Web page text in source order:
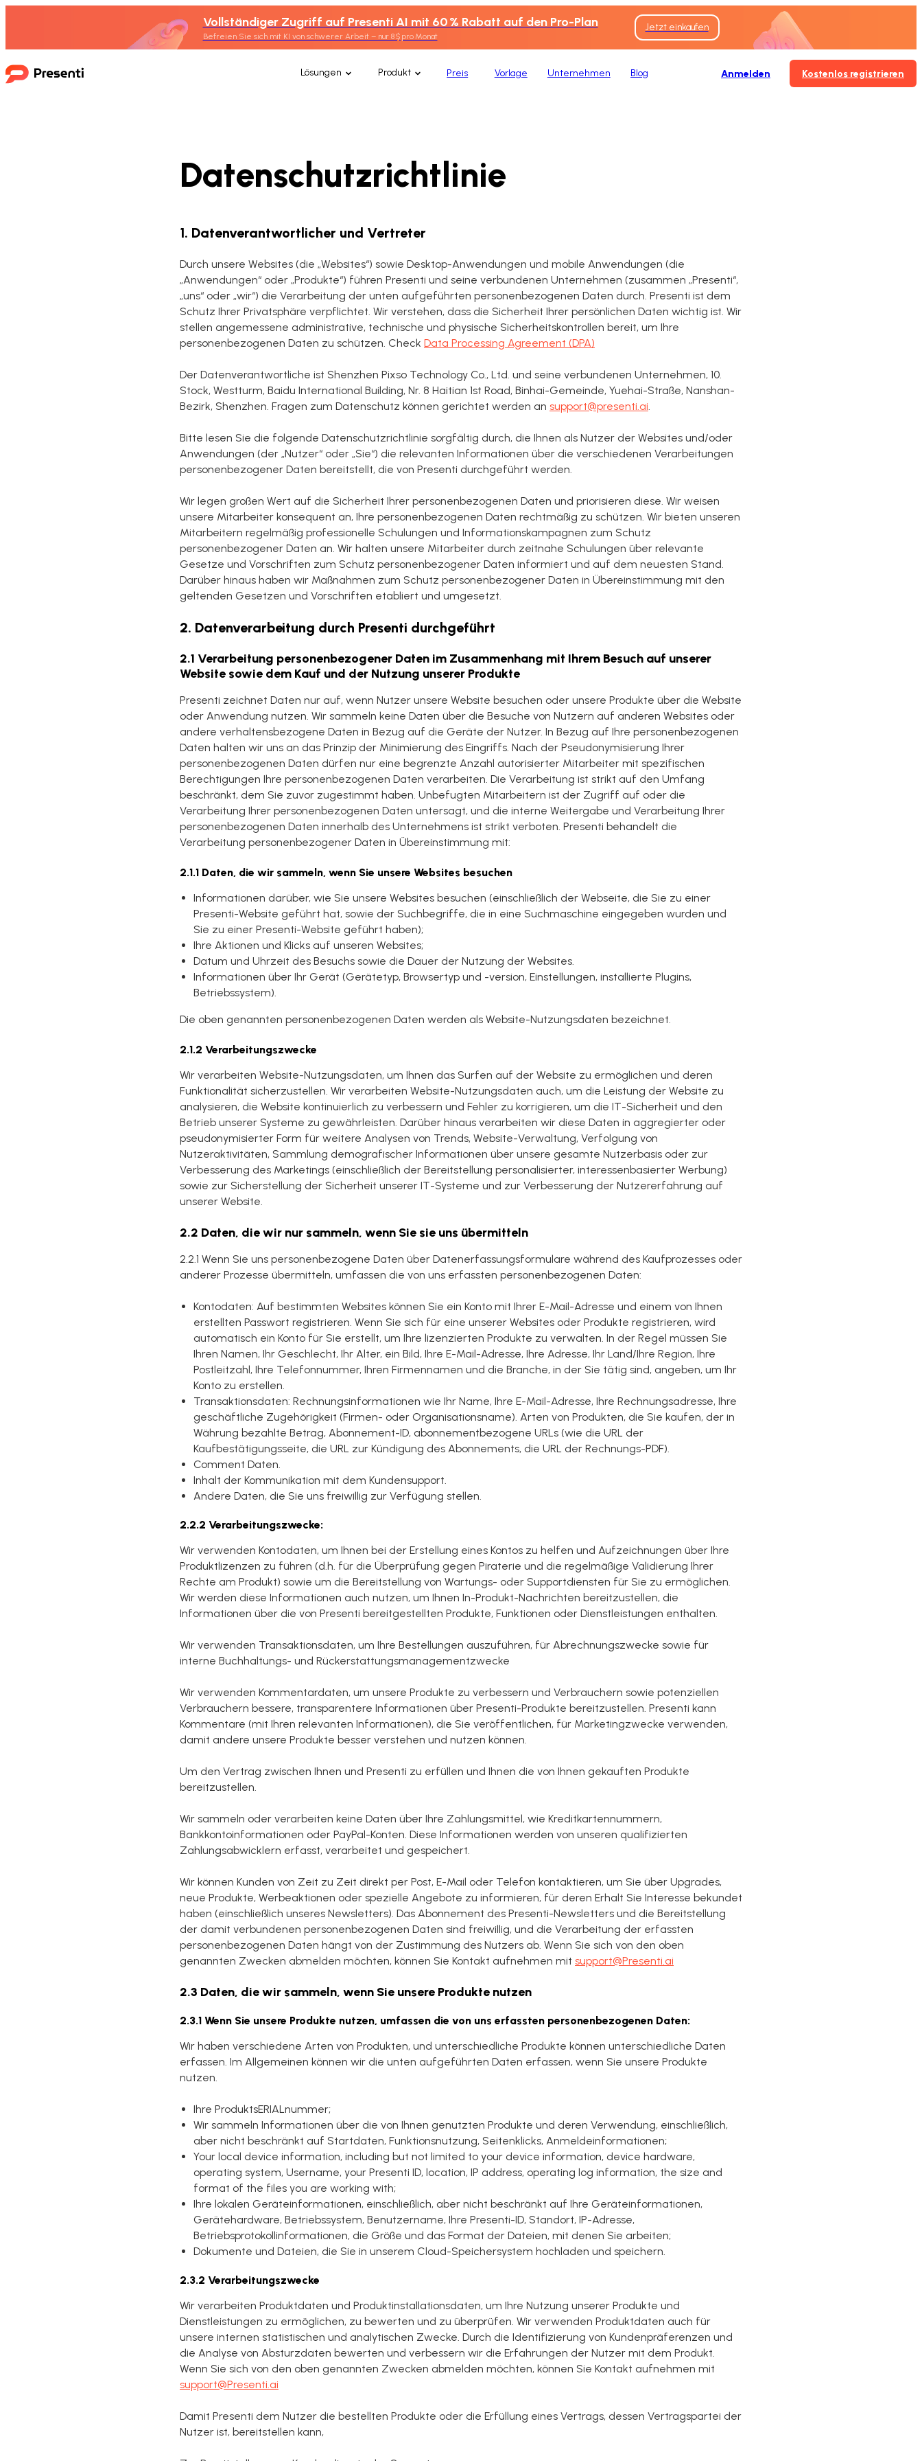
Vollständiger Zugriff auf Presenti AI mit 60 % Rabatt auf den Pro-Plan
Befreien Sie sich mit KI von schwerer Arbeit – nur 8 $ pro Monat
Jetzt einkaufen
Lösungen Produkt Preis Vorlage Unternehmen Blog Anmelden Kostenlos registrieren
Datenschutzrichtlinie
1. Datenverantwortlicher und Vertreter
Durch unsere Websites (die „Websites“) sowie Desktop-Anwendungen und mobile Anwendungen (die
„Anwendungen“ oder „Produkte“) führen Presenti und seine verbundenen Unternehmen (zusammen „Presenti“,
„uns“ oder „wir“) die Verarbeitung der unten aufgeführten personenbezogenen Daten durch. Presenti ist dem
Schutz Ihrer Privatsphäre verpflichtet. Wir verstehen, dass die Sicherheit Ihrer persönlichen Daten wichtig ist. Wir
stellen angemessene administrative, technische und physische Sicherheitskontrollen bereit, um Ihre
personenbezogenen Daten zu schützen. Check Data Processing Agreement (DPA)
Der Datenverantwortliche ist Shenzhen Pixso Technology Co., Ltd. und seine verbundenen Unternehmen, 10.
Stock, Westturm, Baidu International Building, Nr. 8 Haitian 1st Road, Binhai-Gemeinde, Yuehai-Straße, Nanshan-
Bezirk, Shenzhen. Fragen zum Datenschutz können gerichtet werden an support@presenti.ai
Bitte lesen Sie die folgende Datenschutzrichtlinie sorgfältig durch, die Ihnen als Nutzer der Websites und/oder
Anwendungen (der „Nutzer“ oder „Sie“) die relevanten Informationen über die verschiedenen Verarbeitungen
personenbezogener Daten bereitstellt, die von Presenti durchgeführt werden.
Wir legen großen Wert auf die Sicherheit Ihrer personenbezogenen Daten und priorisieren diese. Wir weisen
unsere Mitarbeiter konsequent an, Ihre personenbezogenen Daten rechtmäßig zu schützen. Wir bieten unseren
Mitarbeitern regelmäßig professionelle Schulungen und Informationskampagnen zum Schutz
personenbezogener Daten an. Wir halten unsere Mitarbeiter durch zeitnahe Schulungen über relevante
Gesetze und Vorschriften zum Schutz personenbezogener Daten informiert und auf dem neuesten Stand.
Darüber hinaus haben wir Maßnahmen zum Schutz personenbezogener Daten in Übereinstimmung mit den
geltenden Gesetzen und Vorschriften etabliert und umgesetzt.
2. Datenverarbeitung durch Presenti durchgeführt
2.1 Verarbeitung personenbezogener Daten im Zusammenhang mit Ihrem Besuch auf unserer
Website sowie dem Kauf und der Nutzung unserer Produkte
Presenti zeichnet Daten nur auf, wenn Nutzer unsere Website besuchen oder unsere Produkte über die Website
oder Anwendung nutzen. Wir sammeln keine Daten über die Besuche von Nutzern auf anderen Websites oder
andere verhaltensbezogene Daten in Bezug auf die Geräte der Nutzer. In Bezug auf Ihre personenbezogenen
Daten halten wir uns an das Prinzip der Minimierung des Eingriffs. Nach der Pseudonymisierung Ihrer
personenbezogenen Daten dürfen nur eine begrenzte Anzahl autorisierter Mitarbeiter mit spezifischen
Berechtigungen Ihre personenbezogenen Daten verarbeiten. Die Verarbeitung ist strikt auf den Umfang
beschränkt, dem Sie zuvor zugestimmt haben. Unbefugten Mitarbeitern ist der Zugriff auf oder die
Verarbeitung Ihrer personenbezogenen Daten untersagt, und die interne Weitergabe und Verarbeitung Ihrer
personenbezogenen Daten innerhalb des Unternehmens ist strikt verboten. Presenti behandelt die
Verarbeitung personenbezogener Daten in Übereinstimmung mit:
2.1.1 Daten, die wir sammeln, wenn Sie unsere Websites besuchen
Informationen darüber, wie Sie unsere Websites besuchen (einschließlich der Webseite, die Sie zu einer
Presenti-Website geführt hat, sowie der Suchbegriffe, die in eine Suchmaschine eingegeben wurden und
Sie zu einer Presenti-Website geführt haben);
Ihre Aktionen und Klicks auf unseren Websites;
Datum und Uhrzeit des Besuchs sowie die Dauer der Nutzung der Websites.
Informationen über Ihr Gerät (Gerätetyp, Browsertyp und -version, Einstellungen, installierte Plugins,
Betriebssystem).
Die oben genannten personenbezogenen Daten werden als Website-Nutzungsdaten bezeichnet.
2.1.2 Verarbeitungszwecke
Wir verarbeiten Website-Nutzungsdaten, um Ihnen das Surfen auf der Website zu ermöglichen und deren
Funktionalität sicherzustellen. Wir verarbeiten Website-Nutzungsdaten auch, um die Leistung der Website zu
analysieren, die Website kontinuierlich zu verbessern und Fehler zu korrigieren, um die IT-Sicherheit und den
Betrieb unserer Systeme zu gewährleisten. Darüber hinaus verarbeiten wir diese Daten in aggregierter oder
pseudonymisierter Form für weitere Analysen von Trends, Website-Verwaltung, Verfolgung von
Nutzeraktivitäten, Sammlung demografischer Informationen über unsere gesamte Nutzerbasis oder zur
Verbesserung des Marketings (einschließlich der Bereitstellung personalisierter, interessenbasierter Werbung)
sowie zur Sicherstellung der Sicherheit unserer IT-Systeme und zur Verbesserung der Nutzererfahrung auf
unserer Website.
2.2 Daten, die wir nur sammeln, wenn Sie sie uns übermitteln
2.2.1 Wenn Sie uns personenbezogene Daten über Datenerfassungsformulare während des Kaufprozesses oder
anderer Prozesse übermitteln, umfassen die von uns erfassten personenbezogenen Daten:
Kontodaten: Auf bestimmten Websites können Sie ein Konto mit Ihrer E-Mail-Adresse und einem von Ihnen
erstellten Passwort registrieren. Wenn Sie sich für eine unserer Websites oder Produkte registrieren, wird
automatisch ein Konto für Sie erstellt, um Ihre lizenzierten Produkte zu verwalten. In der Regel müssen Sie
Ihren Namen, Ihr Geschlecht, Ihr Alter, ein Bild, Ihre E-Mail-Adresse, Ihre Adresse, Ihr Land/Ihre Region, Ihre
Postleitzahl, Ihre Telefonnummer, Ihren Firmennamen und die Branche, in der Sie tätig sind, angeben, um Ihr
Konto zu erstellen.
Transaktionsdaten: Rechnungsinformationen wie Ihr Name, Ihre E-Mail-Adresse, Ihre Rechnungsadresse, Ihre
geschäftliche Zugehörigkeit (Firmen- oder Organisationsname). Arten von Produkten, die Sie kaufen, der in
Währung bezahlte Betrag, Abonnement-ID, abonnementbezogene URLs (wie die URL der
Kaufbestätigungsseite, die URL zur Kündigung des Abonnements, die URL der Rechnungs-PDF).
Comment Daten.
Inhalt der Kommunikation mit dem Kundensupport.
Andere Daten, die Sie uns freiwillig zur Verfügung stellen.
2.2.2 Verarbeitungszwecke:
Wir verwenden Kontodaten, um Ihnen bei der Erstellung eines Kontos zu helfen und Aufzeichnungen über Ihre
Produktlizenzen zu führen (d.h. für die Überprüfung gegen Piraterie und die regelmäßige Validierung Ihrer
Rechte am Produkt) sowie um die Bereitstellung von Wartungs- oder Supportdiensten für Sie zu ermöglichen.
Wir werden diese Informationen auch nutzen, um Ihnen In-Produkt-Nachrichten bereitzustellen, die
Informationen über die von Presenti bereitgestellten Produkte, Funktionen oder Dienstleistungen enthalten.
Wir verwenden Transaktionsdaten, um Ihre Bestellungen auszuführen, für Abrechnungszwecke sowie für
interne Buchhaltungs- und Rückerstattungsmanagementzwecke
Wir verwenden Kommentardaten, um unsere Produkte zu verbessern und Verbrauchern sowie potenziellen
Verbrauchern bessere, transparentere Informationen über Presenti-Produkte bereitzustellen. Presenti kann
Kommentare (mit Ihren relevanten Informationen), die Sie veröffentlichen, für Marketingzwecke verwenden,
damit andere unsere Produkte besser verstehen und nutzen können.
Um den Vertrag zwischen Ihnen und Presenti zu erfüllen und Ihnen die von Ihnen gekauften Produkte
bereitzustellen.
Wir sammeln oder verarbeiten keine Daten über Ihre Zahlungsmittel, wie Kreditkartennummern,
Bankkontoinformationen oder PayPal-Konten. Diese Informationen werden von unseren qualifizierten
Zahlungsabwicklern erfasst, verarbeitet und gespeichert.
Wir können Kunden von Zeit zu Zeit direkt per Post, E-Mail oder Telefon kontaktieren, um Sie über Upgrades,
neue Produkte, Werbeaktionen oder spezielle Angebote zu informieren, für deren Erhalt Sie Interesse bekundet
haben (einschließlich unseres Newsletters). Das Abonnement des Presenti-Newsletters und die Bereitstellung
der damit verbundenen personenbezogenen Daten sind freiwillig, und die Verarbeitung der erfassten
personenbezogenen Daten hängt von der Zustimmung des Nutzers ab. Wenn Sie sich von den oben
genannten Zwecken abmelden möchten, können Sie Kontakt aufnehmen mit support@Presenti.ai
2.3 Daten, die wir sammeln, wenn Sie unsere Produkte nutzen
2.3.1 Wenn Sie unsere Produkte nutzen, umfassen die von uns erfassten personenbezogenen Daten:
Wir haben verschiedene Arten von Produkten, und unterschiedliche Produkte können unterschiedliche Daten
erfassen. Im Allgemeinen können wir die unten aufgeführten Daten erfassen, wenn Sie unsere Produkte
nutzen.
Ihre ProduktsERIALnummer;
Wir sammeln Informationen über die von Ihnen genutzten Produkte und deren Verwendung, einschließlich,
aber nicht beschränkt auf Startdaten, Funktionsnutzung, Seitenklicks, Anmeldeinformationen;
Your local device information, including but not limited to your device information, device hardware,
operating system, Username, your Presenti ID, location, IP address, operating log information, the size and
format of the files you are working with;
Ihre lokalen Geräteinformationen, einschließlich, aber nicht beschränkt auf Ihre Geräteinformationen,
Gerätehardware, Betriebssystem, Benutzername, Ihre Presenti-ID, Standort, IP-Adresse,
Betriebsprotokollinformationen, die Größe und das Format der Dateien, mit denen Sie arbeiten;
Dokumente und Dateien, die Sie in unserem Cloud-Speichersystem hochladen und speichern.
2.3.2 Verarbeitungszwecke
Wir verarbeiten Produktdaten und Produktinstallationsdaten, um Ihre Nutzung unserer Produkte und
Dienstleistungen zu ermöglichen, zu bewerten und zu überprüfen. Wir verwenden Produktdaten auch für
unsere internen statistischen und analytischen Zwecke. Durch die Identifizierung von Kundenpräferenzen und
die Analyse von Absturzdaten bewerten und verbessern wir die Erfahrungen der Nutzer mit dem Produkt.
Wenn Sie sich von den oben genannten Zwecken abmelden möchten, können Sie Kontakt aufnehmen mit
support@Presenti.ai
Damit Presenti dem Nutzer die bestellten Produkte oder die Erfüllung eines Vertrags, dessen Vertragspartei der
Nutzer ist, bereitstellen kann,